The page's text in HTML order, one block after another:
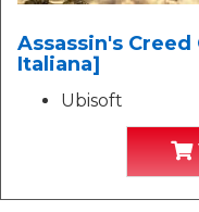
Assassin's
Italiana]
Ubisoft